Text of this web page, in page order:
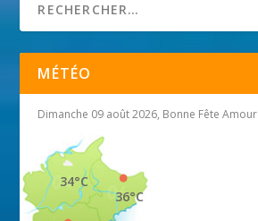
MÉTÉO
Dimanche 09 août 2026, Bonne Fête Amour
36°C
34°C